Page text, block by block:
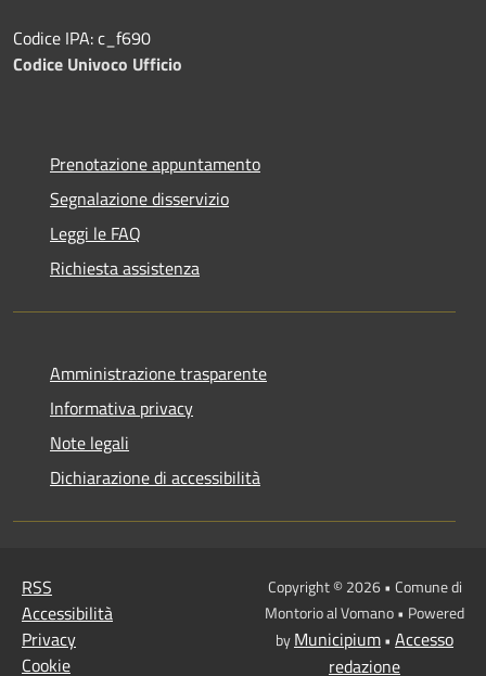
Codice IPA: c_f690
Codice Univoco Ufficio
Prenotazione appuntamento
Segnalazione disservizio
Leggi le FAQ
Richiesta assistenza
Amministrazione trasparente
Informativa privacy
Note legali
Dichiarazione di accessibilità
RSS
Accessibilità
Privacy
Cookie
Copyright © 2026 • Comune di
Montorio al Vomano • Powered
byMunicipium• Accesso
redazione